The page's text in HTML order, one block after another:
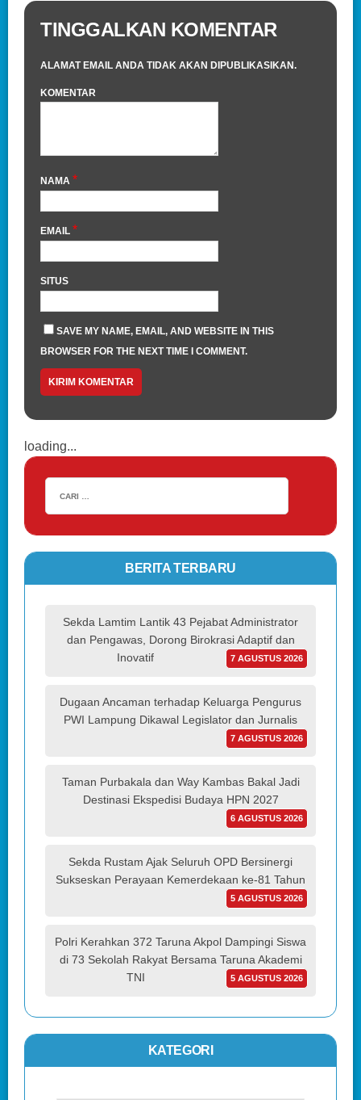
TINGGALKAN KOMENTAR
ALAMAT EMAIL ANDA TIDAK AKAN DIPUBLIKASIKAN.
KOMENTAR
NAMA *
EMAIL *
SITUS
SAVE MY NAME, EMAIL, AND WEBSITE IN THIS
BROWSER FOR THE NEXT TIME I COMMENT.
loading...
BERITA TERBARU
Sekda Lamtim Lantik 43 Pejabat Administrator
dan Pengawas, Dorong Birokrasi Adaptif dan
Inovatif
7 AGUSTUS 2026
Dugaan Ancaman terhadap Keluarga Pengurus
PWI Lampung Dikawal Legislator dan Jurnalis
7 AGUSTUS 2026
Taman Purbakala dan Way Kambas Bakal Jadi
Destinasi Ekspedisi Budaya HPN 2027
6 AGUSTUS 2026
Sekda Rustam Ajak Seluruh OPD Bersinergi
Sukseskan Perayaan Kemerdekaan ke-81 Tahun
5 AGUSTUS 2026
Polri Kerahkan 372 Taruna Akpol Dampingi Siswa
di 73 Sekolah Rakyat Bersama Taruna Akademi
TNI
5 AGUSTUS 2026
KATEGORI